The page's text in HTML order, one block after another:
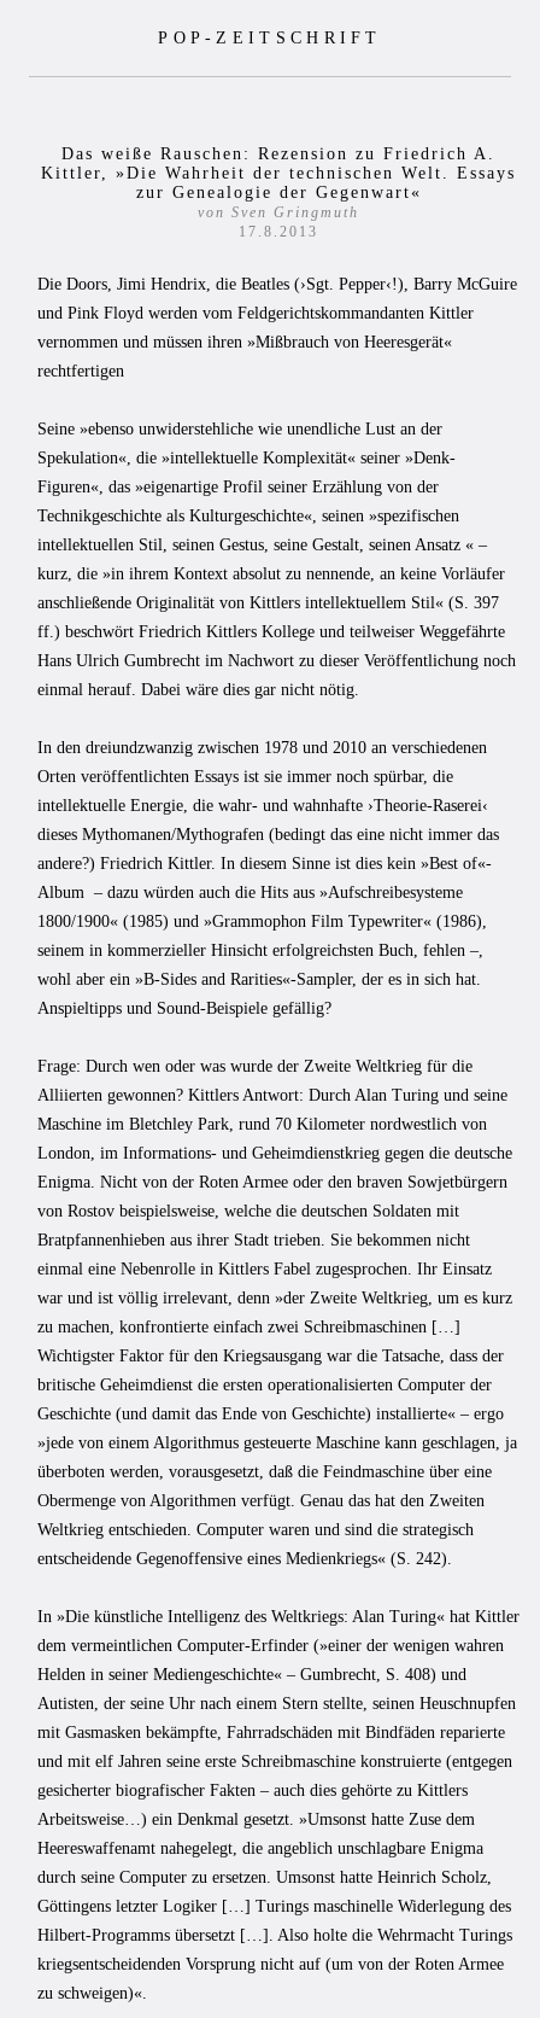
POP-ZEITSCHRIFT
Das weiße Rauschen: Rezension zu Friedrich A.
Kittler, »Die Wahrheit der technischen Welt. Essays
zur Genealogie der Gegenwart«
von Sven Gringmuth
17.8.2013
Die Doors, Jimi Hendrix, die Beatles (›Sgt. Pepper‹!), Barry McGuire
und Pink Floyd werden vom Feldgerichtskommandanten Kittler
vernommen und müssen ihren »Mißbrauch von Heeresgerät«
rechtfertigen
Seine »ebenso unwiderstehliche wie unendliche Lust an der
Spekulation«, die »intellektuelle Komplexität« seiner »Denk-
Figuren«, das »eigenartige Profil seiner Erzählung von der
Technikgeschichte als Kulturgeschichte«, seinen »spezifischen
intellektuellen Stil, seinen Gestus, seine Gestalt, seinen Ansatz « –
kurz, die »in ihrem Kontext absolut zu nennende, an keine Vorläufer
anschließende Originalität von Kittlers intellektuellem Stil« (S. 397
ff.) beschwört Friedrich Kittlers Kollege und teilweiser Weggefährte
Hans Ulrich Gumbrecht im Nachwort zu dieser Veröffentlichung noch
einmal herauf. Dabei wäre dies gar nicht nötig.
In den dreiundzwanzig zwischen 1978 und 2010 an verschiedenen
Orten veröffentlichten Essays ist sie immer noch spürbar, die
intellektuelle Energie, die wahr- und wahnhafte ›Theorie-Raserei‹
dieses Mythomanen/Mythografen (bedingt das eine nicht immer das
andere?) Friedrich Kittler. In diesem Sinne ist dies kein »Best of«-
Album – dazu würden auch die Hits aus »Aufschreibesysteme
1800/1900« (1985) und »Grammophon Film Typewriter« (1986),
seinem in kommerzieller Hinsicht erfolgreichsten Buch, fehlen –,
wohl aber ein »B-Sides and Rarities«-Sampler, der es in sich hat.
Anspieltipps und Sound-Beispiele gefällig?
Frage: Durch wen oder was wurde der Zweite Weltkrieg für die
Alliierten gewonnen? Kittlers Antwort: Durch Alan Turing und seine
Maschine im Bletchley Park, rund 70 Kilometer nordwestlich von
London, im Informations- und Geheimdienstkrieg gegen die deutsche
Enigma. Nicht von der Roten Armee oder den braven Sowjetbürgern
von Rostov beispielsweise, welche die deutschen Soldaten mit
Bratpfannenhieben aus ihrer Stadt trieben. Sie bekommen nicht
einmal eine Nebenrolle in Kittlers Fabel zugesprochen. Ihr Einsatz
war und ist völlig irrelevant, denn »der Zweite Weltkrieg, um es kurz
zu machen, konfrontierte einfach zwei Schreibmaschinen […]
Wichtigster Faktor für den Kriegsausgang war die Tatsache, dass der
britische Geheimdienst die ersten operationalisierten Computer der
Geschichte (und damit das Ende von Geschichte) installierte« – ergo
»jede von einem Algorithmus gesteuerte Maschine kann geschlagen, ja
überboten werden, vorausgesetzt, daß die Feindmaschine über eine
Obermenge von Algorithmen verfügt. Genau das hat den Zweiten
Weltkrieg entschieden. Computer waren und sind die strategisch
entscheidende Gegenoffensive eines Medienkriegs« (S. 242).
In »Die künstliche Intelligenz des Weltkriegs: Alan Turing« hat Kittler
dem vermeintlichen Computer-Erfinder (»einer der wenigen wahren
Helden in seiner Mediengeschichte« – Gumbrecht, S. 408) und
Autisten, der seine Uhr nach einem Stern stellte, seinen Heuschnupfen
mit Gasmasken bekämpfte, Fahrradschäden mit Bindfäden reparierte
und mit elf Jahren seine erste Schreibmaschine konstruierte (entgegen
gesicherter biografischer Fakten – auch dies gehörte zu Kittlers
Arbeitsweise…) ein Denkmal gesetzt. »Umsonst hatte Zuse dem
Heereswaffenamt nahegelegt, die angeblich unschlagbare Enigma
durch seine Computer zu ersetzen. Umsonst hatte Heinrich Scholz,
Göttingens letzter Logiker […] Turings maschinelle Widerlegung des
Hilbert-Programms übersetzt […]. Also holte die Wehrmacht Turings
kriegsentscheidenden Vorsprung nicht auf (um von der Roten Armee
zu schweigen)«.